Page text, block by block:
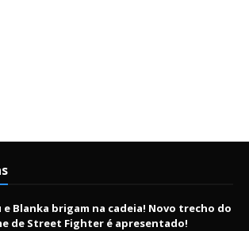
e Blanka brigam na cadeia! Novo trecho do
de Street Fighter é apresentado!